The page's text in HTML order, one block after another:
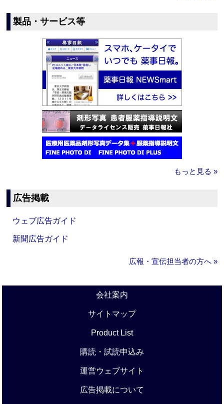
製品・サービス等
もっと見る »
広告掲載
ウェブ広告ガイド
新聞広告ガイド
広報・宣伝担当者の方へ »
会社案内
サイトマップ
Product List
購読・試読申込み
運営ウェブサイト
広告掲載について